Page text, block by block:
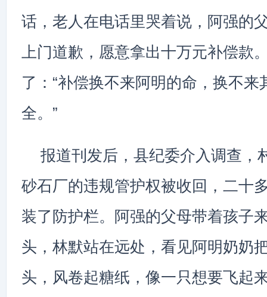
话，老人在电话里哭着说，阿强的
上门道歉，愿意拿出十万元补偿款
了：“补偿换不来阿明的命，换不来
全。”
报道刊发后，县纪委介入调查，
砂石厂的违规管护权被收回，二十
装了防护栏。阿强的父母带着孩子
头，林默站在远处，看见阿明奶奶
头，风卷起糖纸，像一只想要飞起